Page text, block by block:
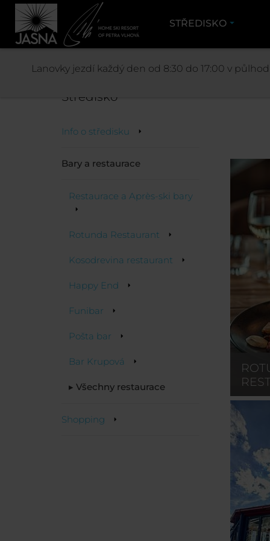
STŘEDISKO
Středisko
Info o středisku
Bary a restaurace
Restaurace a Après-ski bary
Rotunda Restaurant
Kosodrevina restaurant
Happy End
Funibar
Pošta bar
Bar Krupová
▸ Všechny restaurace
Shopping
Lanovky jezdí každý den od 8:30 do 17:00 v